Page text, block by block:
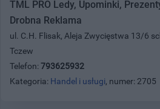
TML PRO Ledy, Upominki,
Drobna Reklama
ul. C.H. Flisak, Aleja Zwycięstwa 13/6
Tczew
Telefon: 793625932
Kategoria: Handel i usługi, numer: 2705